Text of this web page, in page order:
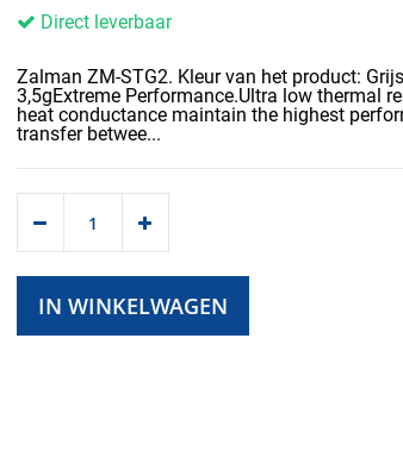
Direct leverbaar
Zalman ZM-STG2. Kleur van het product:
3,5gExtreme Performance.Ultra low thermal
heat conductance maintain the highest
transfer betwee...
IN WINKELWAGEN